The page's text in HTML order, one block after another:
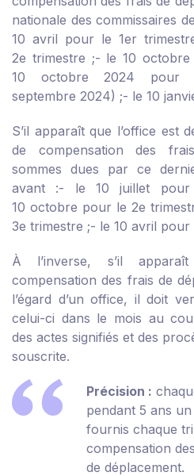
nationale des commissaires
10 avril pour le 1er
2e trimestre ;- le 10
10 octobre 2024
septembre 2024) ;- le 10
S’il apparaît que l’office est
de compensation des
sommes dues par ce
avant :- le 10 juillet
10 octobre pour le 2e
3e trimestre ;- le 10 avril pour
À l’inverse, s’il
compensation des frais de
l’égard d’un office, il doit
celui-ci dans le mois au
des actes signifiés et des
souscrite.
Précision :
pendant 5 ans
fournis chaque
compensation
de déplacement.